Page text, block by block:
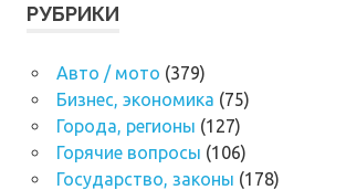
РУБРИКИ
Авто / мото (379)
Бизнес, экономика (75)
Города, регионы (127)
Горячие вопросы (106)
Государство, законы (178)